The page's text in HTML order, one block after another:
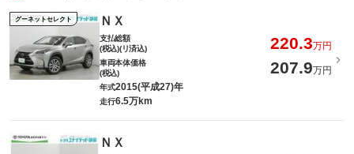
グーネットセレクト ＮＸ
支払総額
(税込)(リ済込)
220.3万円
車両本体価格
(税込)
207.9万円
年式2015(平成27)年
走行6.5万km
ＮＸ